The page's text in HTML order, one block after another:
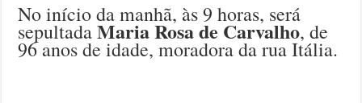
No início da manhã, às 9 horas, será
sepultadaMaria Rosa de Carvalho, de
96 anos de idade, moradora da rua Itália.